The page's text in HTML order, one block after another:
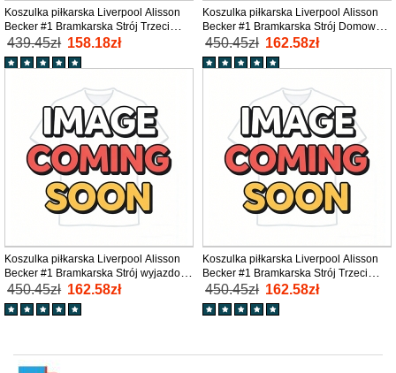
Koszulka piłkarska Liverpool Alisson
Becker #1 Bramkarska Strój Trzeci
2025-26 tanio Krótki Rękaw
439.45zł 158.18zł
Koszulka piłkarska Liverpool Alisson
Becker #1 Bramkarska Strój Domowy
2025-26 tanio Długi Rękaw
450.45zł 162.58zł
Koszulka piłkarska Liverpool Alisson
Becker #1 Bramkarska Strój wyjazdowy
2025-26 tanio Długi Rękaw
450.45zł 162.58zł
Koszulka piłkarska Liverpool Alisson
Becker #1 Bramkarska Strój Trzeci
2025-26 tanio Długi Rękaw
450.45zł 162.58zł